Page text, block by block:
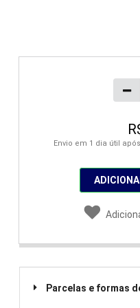
Envio em 1 dia útil
Parcelas e formas